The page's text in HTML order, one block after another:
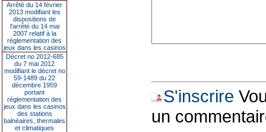
Arrêté du 14 février
2013 modifiant les
dispositions de
l'arrêté du 14 mai
2007 relatif à la
réglementation des
jeux dans les casinos
Décret no 2012-685
du 7 mai 2012
modifiant le décret no
59-1489 du 22
décembre 1959
portant
réglementation des
jeux dans les casinos
des stations
balnéaires, thermales
et climatiques
S'inscrire
un